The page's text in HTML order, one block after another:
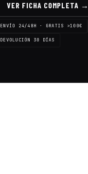
VER FICHA COMPLETA →
ENVÍO 24/48H · GRATIS >100€
DEVOLUCIÓN 30 DÍAS